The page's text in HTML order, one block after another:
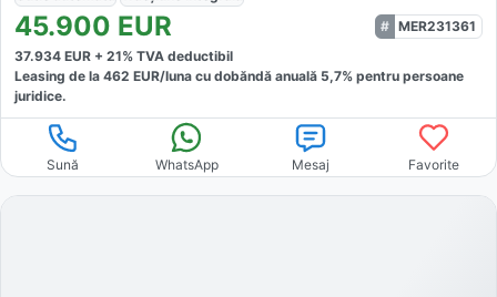
45.900 EUR
MER231361
37.934 EUR + 21% TVA deductibil
Leasing de la 462 EUR/luna cu dobăndă anuală 5,7% pentru persoane
juridice.
Sună WhatsApp Mesaj Favorite